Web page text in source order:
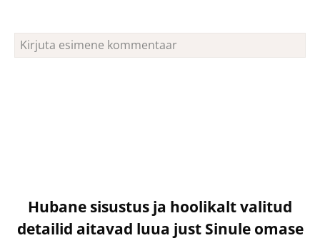
Hubane sisustus ja hoolikalt valitud
detailid aitavad luua just Sinule omase